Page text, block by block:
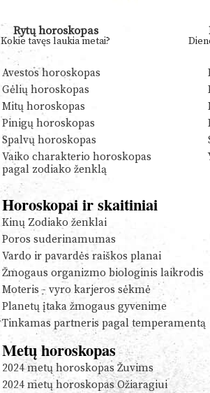
Rytų horoskopas
Kokie tavęs laukia metai?
Avestos horoskopas
Gėlių horoskopas
Mitų horoskopas
Pinigų horoskopas
Spalvų horoskopas
Vaiko charakterio horoskopas
pagal zodiako ženklą
Horoskopai ir skaitiniai
Kinų Zodiako ženklai
Poros suderinamumas
Vardo ir pavardės raiškos planai
Žmogaus organizmo biologinis laikrodis
Moteris - vyro karjeros sėkmė
Planetų įtaka žmogaus gyvenime
Tinkamas partneris pagal temperamentą
Metų horoskopas
2024 metų horoskopas Žuvims
2024 metų horoskopas Ožiaragiui